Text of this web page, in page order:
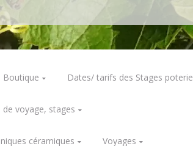
Boutique Dates/ tarifs des Stages poterie
de voyage, stages
céramiques Voyages